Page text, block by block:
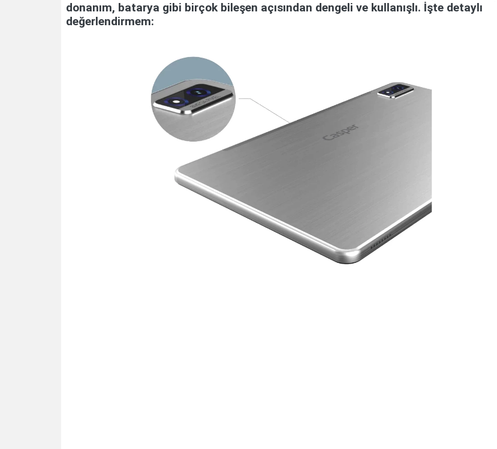
donanım, batarya gibi birçok bileşen açısından dengeli ve kullanışlı. İşte detaylı
değerlendirmem: